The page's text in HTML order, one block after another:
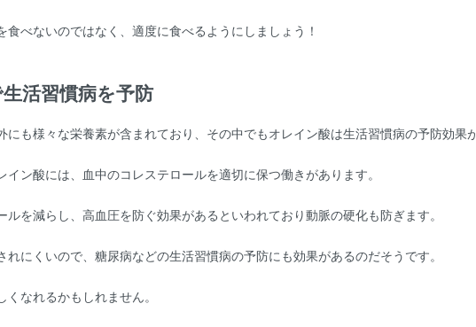
食べないのではなく、適度に食べるようにしましょう！
活習慣病を予防
にも様々な栄養素が含まれており、その中でもオレイン酸は生活習慣病の予防効果
ン酸には、血中のコレステロールを適切に保つ働きがあります。
を減らし、高血圧を防ぐ効果があるといわれており動脈の硬化も防ぎます。
れにくいので、糖尿病などの生活習慣病の予防にも効果があるのだそうです。
なれるかもしれません。